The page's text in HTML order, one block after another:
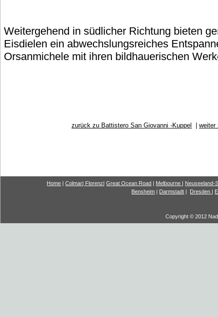
Weitergehend in südlicher Richtung bieten
Eisdielen ein abwechslungsreiches
Orsanmichele mit ihren bildhauerischen
zurück zu Battistero San Giovanni -Kuppel | weiter
Home |Colmar| Florenz|Great Ocean Road | Melbourne | Neuseeland-
Bensheim | Darmstadt | Dresden |
Copyright © 2012